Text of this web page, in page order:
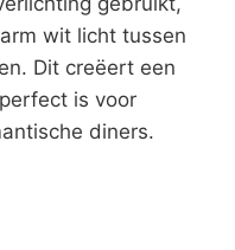
wit licht tussen
Dit creëert een
is voor
diners.